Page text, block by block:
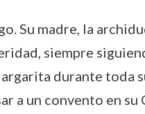
Su madre, la
siempre
durante toda
a un convento en su